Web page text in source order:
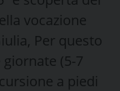
vocazione
Per questo
(5-7
a piedi